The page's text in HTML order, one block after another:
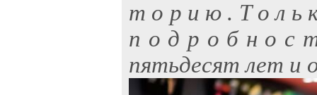
т о р и ю . Т о л ь
п о д р о б н о с
пятьдесят лет и